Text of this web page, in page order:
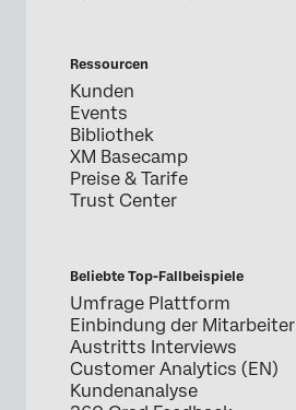
Ressourcen
Kunden
Events
Bibliothek
XM Basecamp
Preise & Tarife
Trust Center
Beliebte Top-Fallbeispiele
Umfrage Plattform
Einbindung der Mitarbeiter
Austritts Interviews
Customer Analytics (EN)
Kundenanalyse